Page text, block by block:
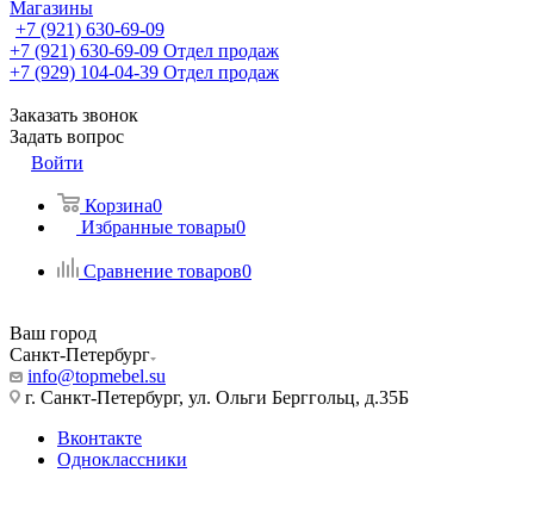
Магазины
+7 (921) 630-69-09
+7 (921) 630-69-09 Отдел продаж
+7 (929) 104-04-39 Отдел продаж
Заказать звонок
Задать вопрос
Войти
Корзина0
Избранные товары0
Сравнение товаров0
Ваш город
Санкт-Петербург
info@topmebel.su
г. Санкт-Петербург, ул. Ольги Берггольц, д.35Б
Вконтакте
Одноклассники